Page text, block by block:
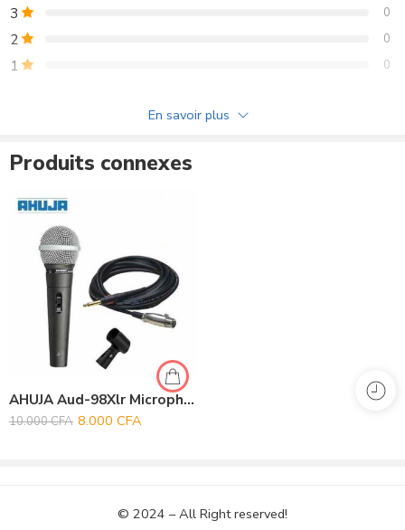
3 0
2 0
1 0
Soyez le premier à donner votre avis sur “Microphone
cravate sans fil Ahuja CTP 10DX”
Commentaires
En savoir plus
Produits connexes
AHUJA Aud-98Xlr Microphone Filaire
10.000CFA 8.000 CFA
© 2024 – All Right reserved!